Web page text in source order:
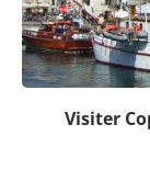
Visiter